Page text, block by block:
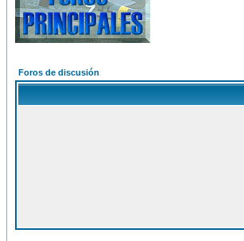
Foros de discusión